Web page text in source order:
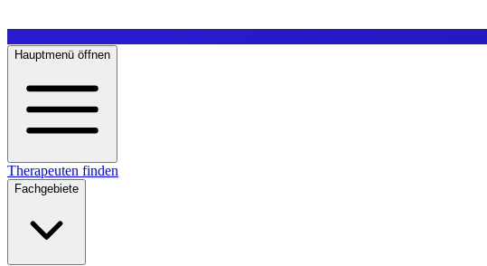
Hauptmenü öffnen
Therapeuten finden
Fachgebiete